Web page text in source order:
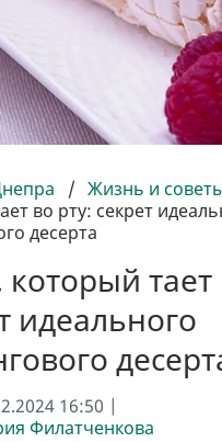
/ Жизнь и
во рту: секрет
десерта
который тает
идеального
16:50 |
Филатченкова